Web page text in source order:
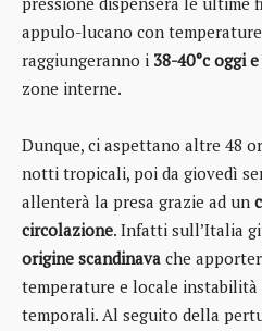
appulo-lucano con
raggiungeranno i 38-40°c oggi
zone interne.
Dunque, ci aspettano altre 48
notti tropicali, poi da giovedì
allenterà la presa grazie ad un
circolazione. Infatti sull’Italia
origine scandinava che
temperature e locale
temporali. Al seguito della